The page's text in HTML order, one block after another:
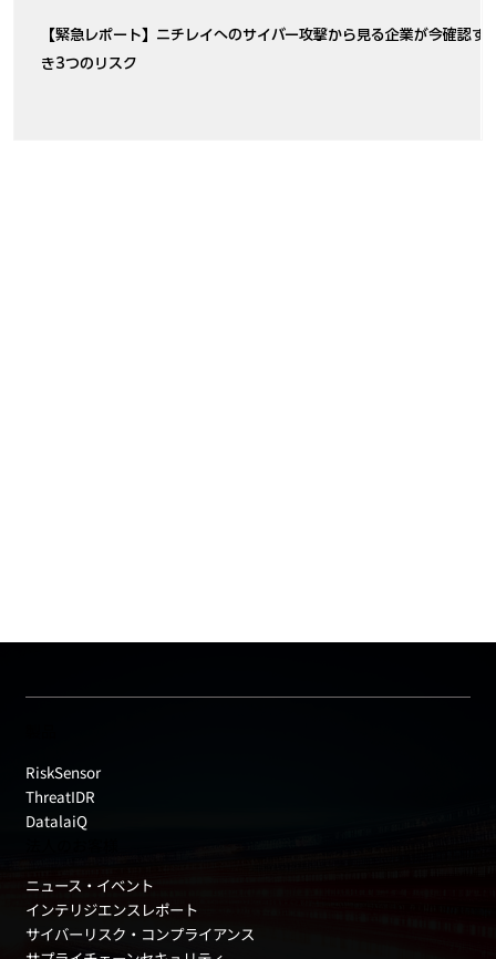
【緊急レポート】ニチレイへのサイバー攻撃から見る企業が今確認す
き3つのリスク
RiskSensor
ThreatIDR
DatalaiQ
ニュース・イベント
インテリジエンスレポート
サイバーリスク・コンプライアンス